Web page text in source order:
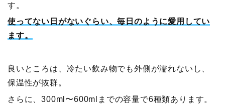
す。
使ってない日がないぐらい、毎日のように愛用してい
ます。
良いところは、冷たい飲み物でも外側が濡れないし、
保温性が抜群。
さらに、300ml〜600mlまでの容量で6種類あります。